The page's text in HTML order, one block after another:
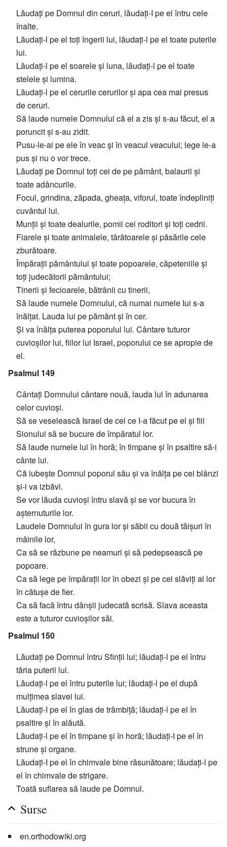
Lăudați pe Domnul din ceruri, lăudați-I pe el întru cele
înalte.
Lăudați-l pe el toți îngerii lui, lăudați-l pe el toate puterile
lui.
Lăudați-l pe el soarele și luna, lăudați-l pe el toate
stelele și lumina.
Lăudați-l pe el cerurile cerurilor și apa cea mai presus
de ceruri.
Să laude numele Domnului că el a zis și s-au făcut, el a
poruncit și s-au zidit.
Pusu-le-ai pe ele în veac și în veacul veacului; lege le-a
pus și nu o vor trece.
Lăudați pe Domnul toți cei de pe pământ, balaurii și
toate adâncurile.
Focul, grindina, zăpada, gheața, viforul, toate îndepliniți
cuvântul lui.
Munții și toate dealurile, pomii cei roditori și toți cedrii.
Fiarele și toate animalele, târâtoarele și păsările cele
zburătoare.
Împărații pământului și toate popoarele, căpeteniile și
toți judecătorii pământului;
Tinerii și fecioarele, bătrânii cu tinerii,
Să laude numele Domnului, că numai numele Iui s-a
înălțat. Lauda lui pe pământ și în cer.
Și va înălța puterea poporului lui. Cântare tuturor
cuvioșilor lui, fiilor lui Israel, poporului ce se apropie de
el.
Psalmul 149
Cântați Domnului cântare nouă, lauda lui în adunarea
celor cuvioși.
Să se veselească Israel de cel ce I-a făcut pe el și fiii
Sionului să se bucure de împăratul lor.
Să laude numele lui în horă; în timpane și în psaltire să-i
cânte lui.
Că iubește Domnul poporul său și va înălța pe cei blânzi
și-i va izbăvi.
Se vor lăuda cuvioși întru slavă și se vor bucura în
așternuturile lor.
Laudele Domnului în gura lor și săbii cu două tăișuri în
mâinile lor,
Ca să se răzbune pe neamuri și să pedepsească pe
popoare.
Ca să lege pe împărații lor în obezi și pe cei slăviți ai lor
în cătușe de fier.
Ca să facă întru dânșii judecată scrisă. Slava aceasta
este a tuturor cuvioșilor săi.
Psalmul 150
Lăudați pe Domnul întru Sfinții lui; lăudați-l pe el întru
tăria puterii lui.
Lăudați-l pe el întru puterile lui; lăudați-l pe el după
mulțimea slavei lui.
Lăudați-I pe el în glas de trâmbiță; lăudați-l pe el în
psaltire și în alăută.
Lăudați-l pe el în timpane și în horă; lăudați-I pe el în
strune și organe.
Lăudați-I pe el în chimvale bine răsunătoare; lăudați-l pe
el în chimvale de strigare.
Toată suflarea să laude pe Domnul.
Surse
en.orthodowiki.org